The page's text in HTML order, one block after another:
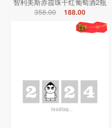
智利美斯赤霞珠干红葡萄酒2瓶
358.00
188.00